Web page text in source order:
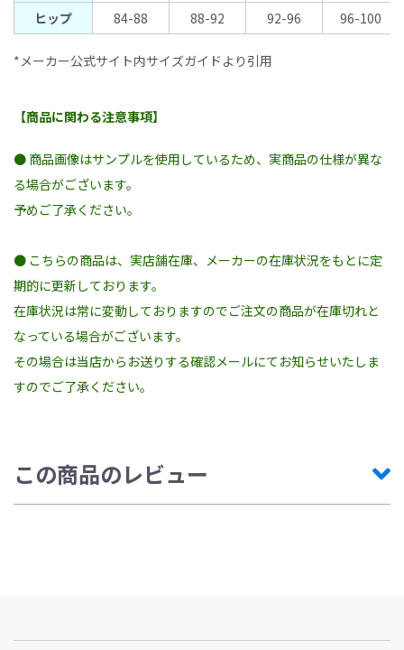
ヒップ
84-88 88-92 92-96 96-100
*メーカー公式サイト内サイズガイドより引用
【商品に関わる注意事項】
● 商品画像はサンプルを使用しているため、実商品の仕様が異な
る場合がございます。
予めご了承ください。
● こちらの商品は、実店舗在庫、メーカーの在庫状況をもとに定
期的に更新しております。
在庫状況は常に変動しておりますのでご注文の商品が在庫切れと
なっている場合がございます。
その場合は当店からお送りする確認メールにてお知らせいたしま
すのでご了承ください。
この商品のレビュー